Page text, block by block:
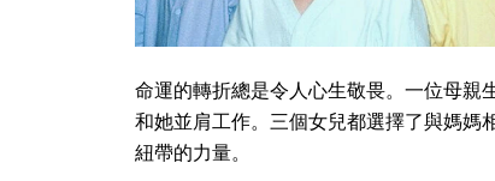
命運的轉折總是令人心生敬畏。一位母親
和她並肩工作。三個女兒都選擇了與媽媽
紐帶的力量。